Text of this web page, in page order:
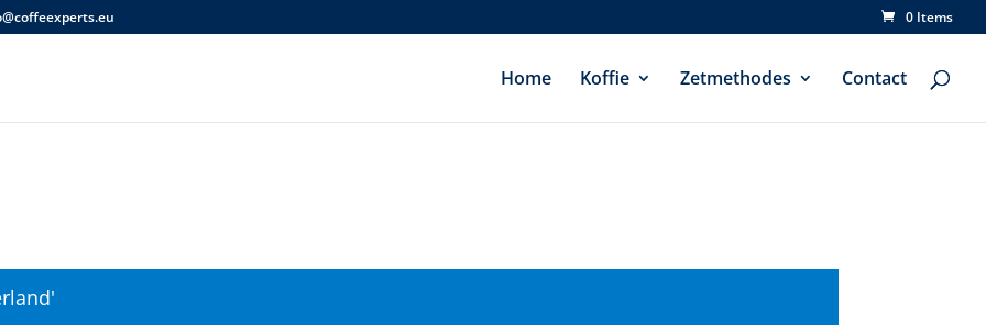
0 Items
Home Koffie Zetmethodes Contact